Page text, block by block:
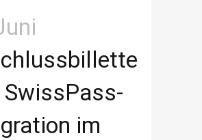
SwissPass-
im